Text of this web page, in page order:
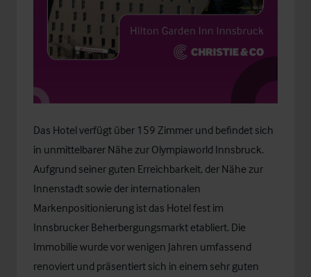
Das Hotel verfügt über 159 Zimmer und befindet sich
in unmittelbarer Nähe zur Olympiaworld Innsbruck.
Aufgrund seiner guten Erreichbarkeit, der Nähe zur
Innenstadt sowie der internationalen
Markenpositionierung ist das Hotel fest im
Innsbrucker Beherbergungsmarkt etabliert. Die
Immobilie wurde vor wenigen Jahren umfassend
renoviert und präsentiert sich in einem sehr guten